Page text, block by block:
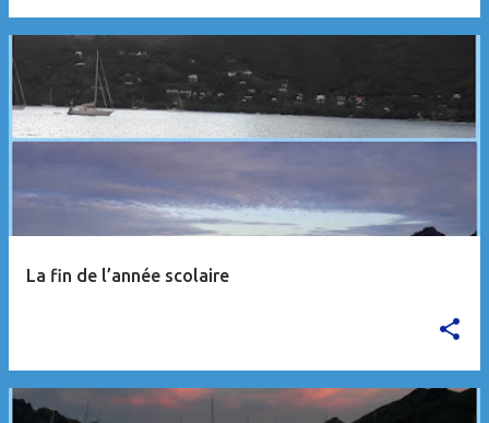
La fin de l’année scolaire